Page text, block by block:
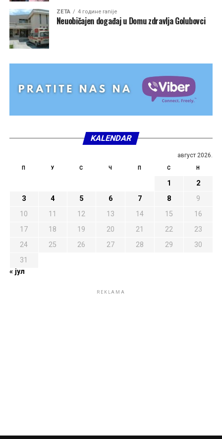
ZETA 4 године ranije
Neuobičajen događaj u Domu zdravlja Golubovci
KALENDAR
август 2026.
П У С Ч П С Н
1
2
3
4 5 6 7 8
9
10
11 12 13 14 15
16
17
18 19 20 21 22
23
24
25 26 27 28 29
30
31
« јул
REKLAMA